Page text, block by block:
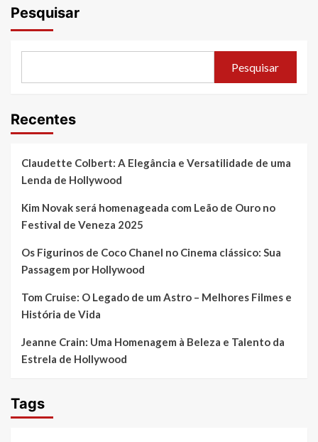
Pesquisar
Pesquisar
Recentes
Claudette Colbert: A Elegância e Versatilidade de uma
Lenda de Hollywood
Kim Novak será homenageada com Leão de Ouro no
Festival de Veneza 2025
Os Figurinos de Coco Chanel no Cinema clássico: Sua
Passagem por Hollywood
Tom Cruise: O Legado de um Astro – Melhores Filmes e
História de Vida
Jeanne Crain: Uma Homenagem à Beleza e Talento da
Estrela de Hollywood
Tags